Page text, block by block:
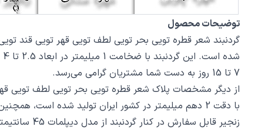
توضیحات محصول
7 تا 15 روز به دست شما مشتریان گرامی می‌رسد.
با دقت 2 دهم میلیمتر در کشور ایران تولید شده است، همچنین از پلیش مات دستی که خش و لک کمتری به خودش می‌گیرد استفاده شده است.
زنجیر قابل سفارش در کنار گردنبند از مدل دیپلمات 45 سانتیمتر استیل با قفل طوطی است، می‌توانید از بخش